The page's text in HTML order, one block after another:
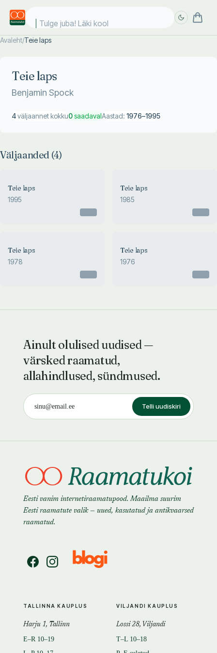
Tulge juba! Läki kooli
Avaleht/Teie laps
Teie laps
Benjamin Spock
4väljaannet kokku0saadavalAastad: 1976–1995
Väljaanded (4)
Teie laps
1995
Teie laps
1985
Teie laps
1978
Teie laps
1976
Ainult olulised uudised —
värsked raamatud,
allahindlused, sündmused.
Telli uudiskiri
Eesti vanim internetiraamatupood. Maailma suurim
Eesti raamatute valik — uued, kasutatud ja antikvaarsed
raamatud.
TALLINNA KAUPLUS
Harju 1, Tallinn
E–R 10–19
VILJANDI KAUPLUS
Lossi 28, Viljandi
T–L 10–18